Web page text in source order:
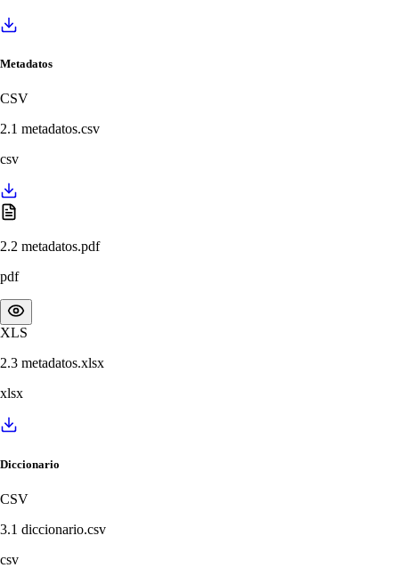
Metadatos
CSV
2.1 metadatos.csv
csv
2.2 metadatos.pdf
pdf
XLS
2.3 metadatos.xlsx
xlsx
Diccionario
CSV
3.1 diccionario.csv
csv